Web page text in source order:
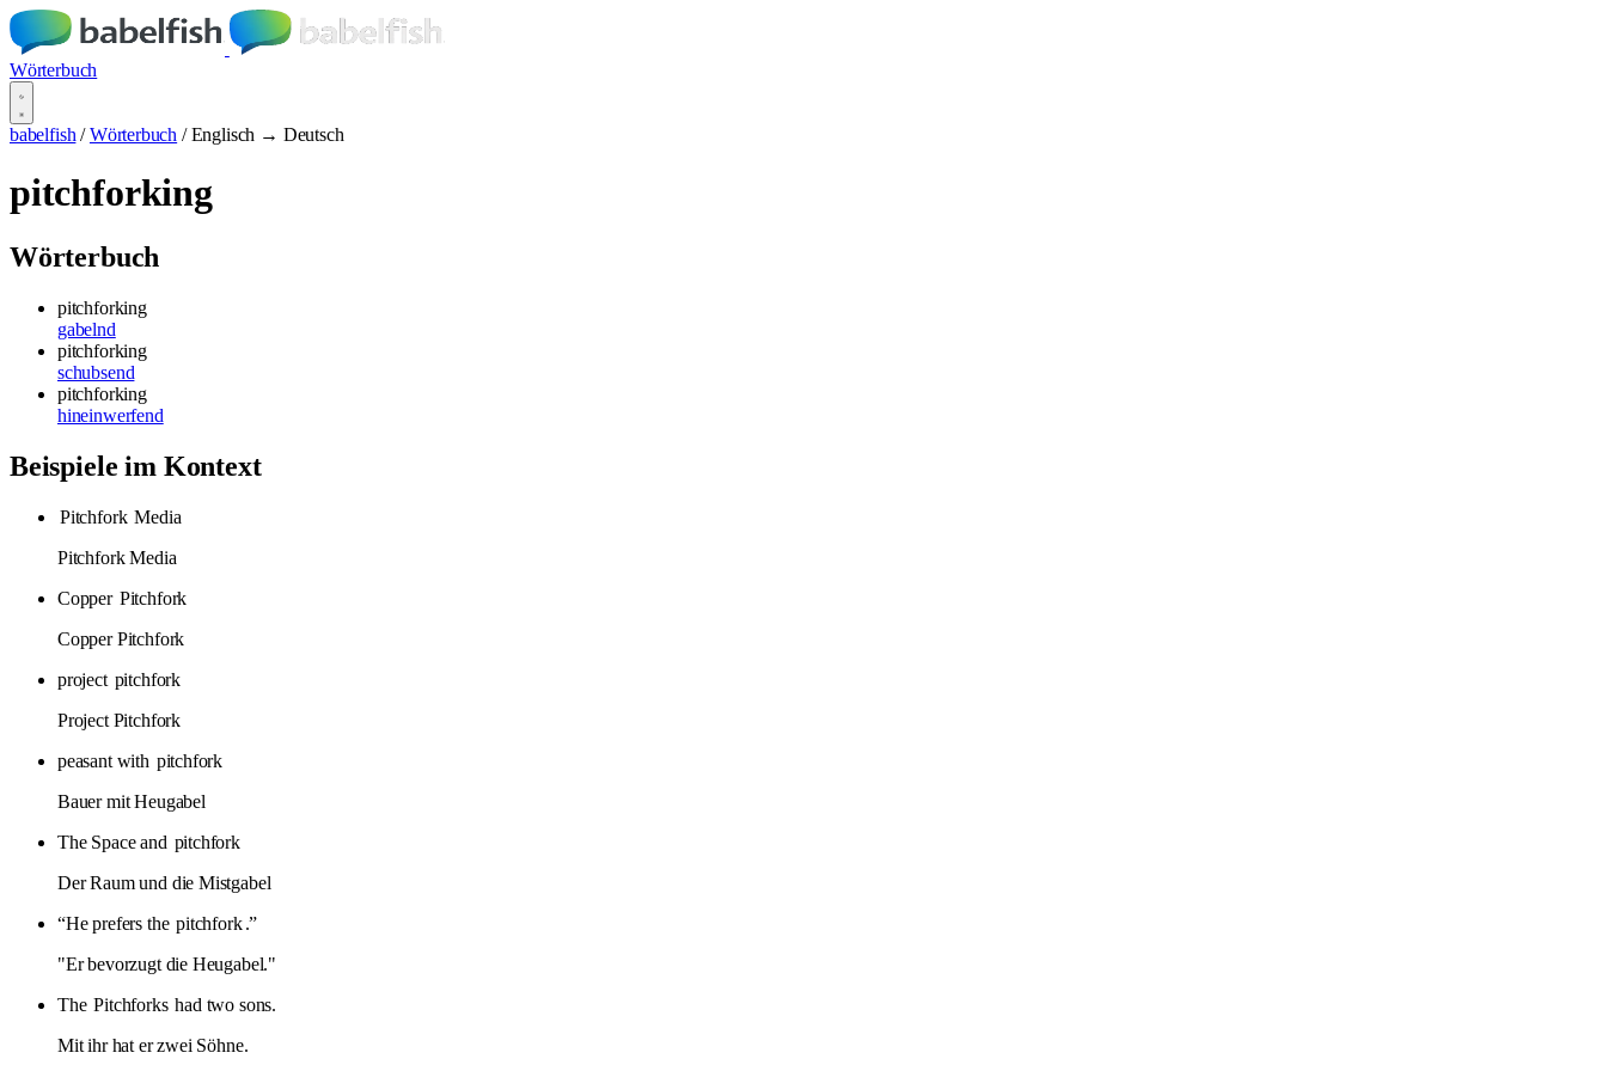
Wörterbuch
babelfish / Wörterbuch / Englisch → Deutsch
pitchforking
Wörterbuch
pitchforking
gabelnd
pitchforking
schubsend
pitchforking
hineinwerfend
Beispiele im Kontext
Pitchfork Media
Pitchfork Media
Copper Pitchfork
Copper Pitchfork
project pitchfork
Project Pitchfork
peasant with pitchfork
Bauer mit Heugabel
The Space and pitchfork
Der Raum und die Mistgabel
“He prefers the pitchfork.”
"Er bevorzugt die Heugabel."
The Pitchforks had two sons.
Mit ihr hat er zwei Söhne.